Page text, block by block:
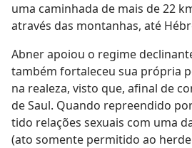
uma caminhada de mais de 22
através das montanhas, até
Abner apoiou o regime
também fortaleceu sua própria
na realeza, visto que, afinal de
de Saul. Quando repreendido
tido relações sexuais com uma
(ato somente permitido ao